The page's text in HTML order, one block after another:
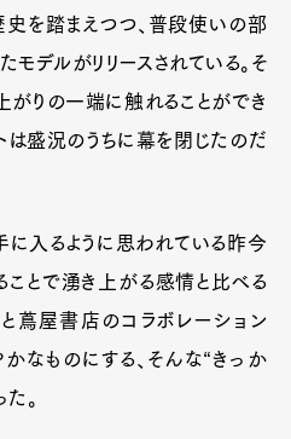
史を踏まえつつ、普段使いの部
モデルがリリースされている。そ
がりの一端に触れることができ
は盛況のうちに幕を閉じたのだ
に入るように思われている昨今
ことで湧き上がる感情と比べる
と蔦屋書店のコラボレーション
なものにする、そんな“きっか
。